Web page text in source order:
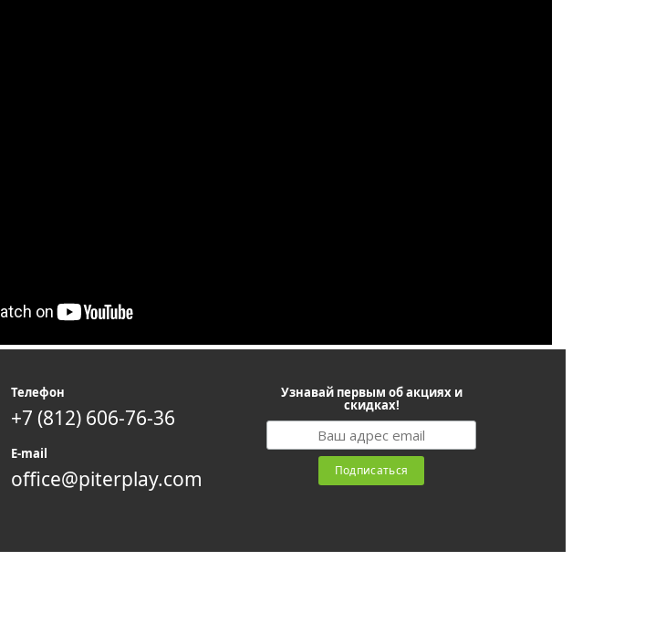
Телефон
+7 (812) 606-76-36
E-mail
office@piterplay.com
Узнавай первым об акциях и
скидках!